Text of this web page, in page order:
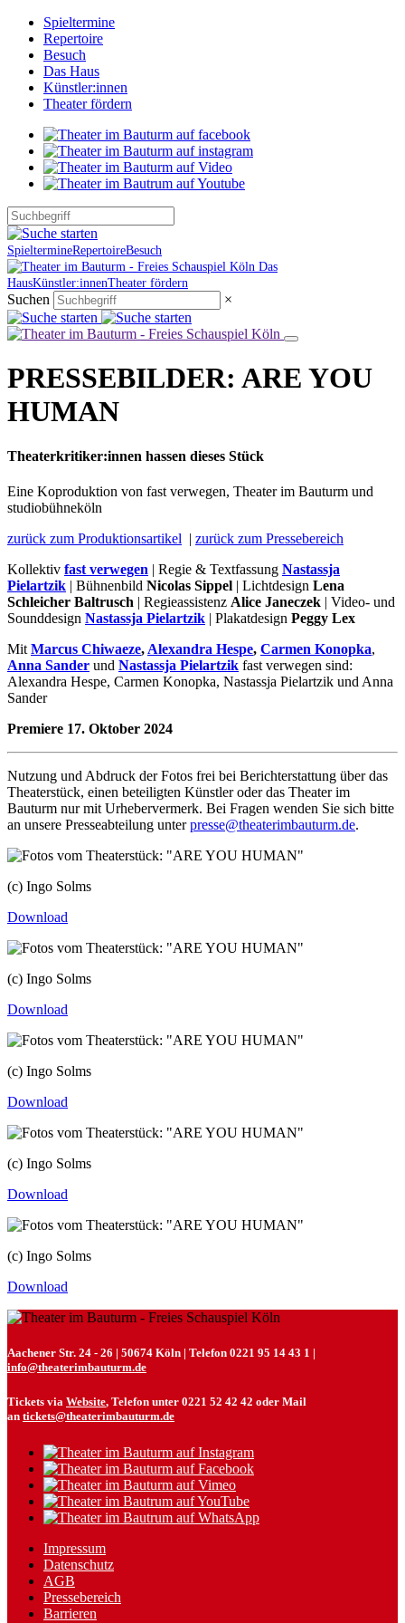
Spieltermine
Repertoire
Besuch
Das Haus
Künstler:innen
Theater fördern
SpieltermineRepertoireBesuch
Das
HausKünstler:innenTheater fördern
Suchen ×
PRESSEBILDER: ARE YOU
HUMAN
Theaterkritiker:innen hassen dieses Stück
Eine Koproduktion von fast verwegen, Theater im Bauturm und
studiobühneköln
zurück zum Produktionsartikel | zurück zum Pressebereich
Kollektiv fast verwegen | Regie & Textfassung Nastassja
Pielartzik | Bühnenbild Nicolas Sippel | Lichtdesign Lena
Schleicher Baltrusch | Regieassistenz Alice Janeczek | Video- und
Sounddesign Nastassja Pielartzik | Plakatdesign Peggy Lex
Mit Marcus Chiwaeze, Alexandra Hespe, Carmen Konopka,
Anna Sander und Nastassja Pielartzik fast verwegen sind:
Alexandra Hespe, Carmen Konopka, Nastassja Pielartzik und Anna
Sander
Premiere 17. Oktober 2024
Nutzung und Abdruck der Fotos frei bei Berichterstattung über das
Theaterstück, einen beteiligten Künstler oder das Theater im
Bauturm nur mit Urhebervermerk. Bei Fragen wenden Sie sich bitte
an unsere Presseabteilung unterpresse@theaterimbauturm.de.
(c) Ingo Solms
Download
(c) Ingo Solms
Download
(c) Ingo Solms
Download
(c) Ingo Solms
Download
(c) Ingo Solms
Download
Aachener Str. 24 - 26 | 50674 Köln | Telefon 0221 95 14 43 1 |
info@theaterimbauturm.de
Tickets via Website, Telefon unter 0221 52 42 42 oder Mail
an tickets@theaterimbauturm.de
Impressum
Datenschutz
AGB
Pressebereich
Barrieren